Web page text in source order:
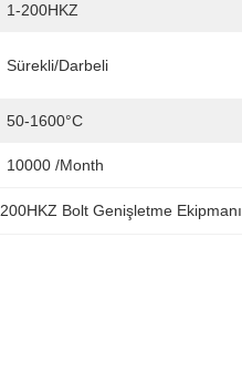
1-200HKZ
Sürekli/Darbeli
50-1600°C
10000 /month
200HKZ Bolt Genişletme Ekipmanı